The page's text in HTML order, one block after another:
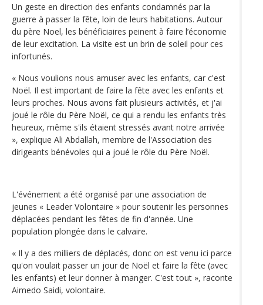
Un geste en direction des enfants condamnés par la
guerre à passer la fête, loin de leurs habitations. Autour
du père Noel, les bénéficiaires peinent à faire l’économie
de leur excitation. La visite est un brin de soleil pour ces
infortunés.
« Nous voulions nous amuser avec les enfants, car c'est
Noël. Il est important de faire la fête avec les enfants et
leurs proches. Nous avons fait plusieurs activités, et j'ai
joué le rôle du Père Noël, ce qui a rendu les enfants très
heureux, même s'ils étaient stressés avant notre arrivée
», explique Ali Abdallah, membre de l'Association des
dirigeants bénévoles qui a joué le rôle du Père Noël.
L'événement a été organisé par une association de
jeunes « Leader Volontaire » pour soutenir les personnes
déplacées pendant les fêtes de fin d'année. Une
population plongée dans le calvaire.
« Il y a des milliers de déplacés, donc on est venu ici parce
qu'on voulait passer un jour de Noël et faire la fête (avec
les enfants) et leur donner à manger. C'est tout », raconte
Aimedo Saidi, volontaire.